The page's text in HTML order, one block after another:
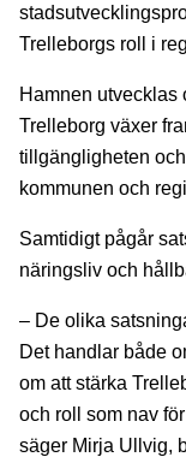
Trelleborgs roll i
Hamnen utvecklas
Trelleborg växer
tillgängligheten
kommunen och
Samtidigt pågår
näringsliv och
– De olika
Det handlar både
om att stärka
och roll som nav
säger Mirja Ullvig,